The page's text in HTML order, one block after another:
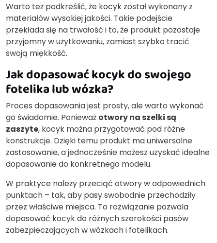
Warto też podkreślić, że kocyk został wykonany z
materiałów wysokiej jakości. Takie podejście
przekłada się na trwałość i to, że produkt pozostaje
przyjemny w użytkowaniu, zamiast szybko tracić
swoją miękkość.
Jak dopasować kocyk do swojego
fotelika lub wózka?
Proces dopasowania jest prosty, ale warto wykonać
go świadomie. Ponieważ otwory na szelki są
zaszyte, kocyk można przygotować pod różne
konstrukcje. Dzięki temu produkt ma uniwersalne
zastosowanie, a jednocześnie możesz uzyskać idealne
dopasowanie do konkretnego modelu.
W praktyce należy przeciąć otwory w odpowiednich
punktach – tak, aby pasy swobodnie przechodziły
przez właściwe miejsca. To rozwiązanie pozwala
dopasować kocyk do różnych szerokości pasów
zabezpieczających w wózkach i fotelikach.